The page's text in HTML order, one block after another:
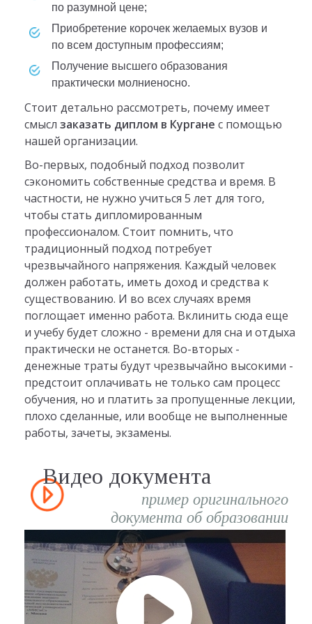
по разумной цене;
приобретение корочек желаемых вузов и
по всем доступным профессиям;
получение высшего образования
практически молниеносно.
Стоит детально рассмотреть, почему имеет
смысл заказать диплом в Кургане с помощью
нашей организации.
Во-первых, подобный подход позволит
сэкономить собственные средства и время. В
частности, не нужно учиться 5 лет для того,
чтобы стать дипломированным
профессионалом. Стоит помнить, что
традиционный подход потребует
чрезвычайного напряжения. Каждый человек
должен работать, иметь доход и средства к
существованию. И во всех случаях время
поглощает именно работа. Вклинить сюда еще
и учебу будет сложно - времени для сна и отдыха
практически не останется. Во-вторых -
денежные траты будут чрезвычайно высокими -
предстоит оплачивать не только сам процесс
обучения, но и платить за пропущенные лекции,
плохо сделанные, или вообще не выполненные
работы, зачеты, экзамены.
Видео документа
пример оригинального
документа об образовании